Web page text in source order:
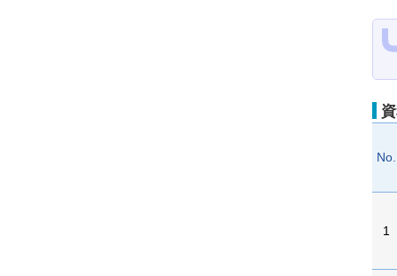
No.
1